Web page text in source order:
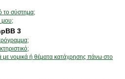
το σύστημα;
μου;
3
με νομικά ή θέματα κατάχρησης πάνω στο